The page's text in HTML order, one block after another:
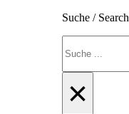
Suche / Search
×